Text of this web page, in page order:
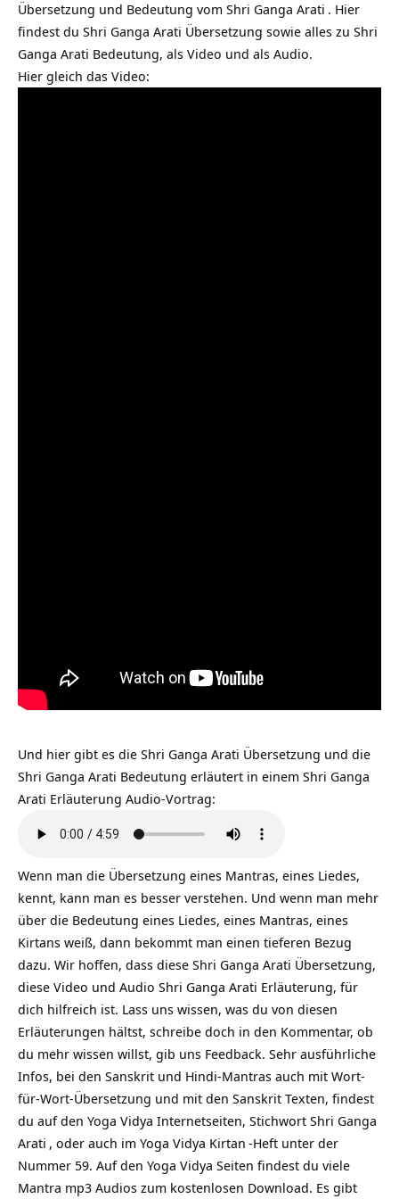
Übersetzung und Bedeutung vom Shri Ganga Arati . Hier
findest du Shri Ganga Arati Übersetzung sowie alles zu Shri
Ganga Arati Bedeutung, als Video und als Audio.
Hier gleich das Video:
Und hier gibt es die Shri Ganga Arati Übersetzung und die
Shri Ganga Arati Bedeutung erläutert in einem Shri Ganga
Arati Erläuterung Audio-Vortrag:
Wenn man die Übersetzung eines Mantras, eines Liedes,
kennt, kann man es besser verstehen. Und wenn man mehr
über die Bedeutung eines Liedes, eines Mantras, eines
Kirtans weiß, dann bekommt man einen tieferen Bezug
dazu. Wir hoffen, dass diese Shri Ganga Arati Übersetzung,
diese Video und Audio Shri Ganga Arati Erläuterung, für
dich hilfreich ist. Lass uns wissen, was du von diesen
Erläuterungen hältst, schreibe doch in den Kommentar, ob
du mehr wissen willst, gib uns Feedback. Sehr ausführliche
Infos, bei den Sanskrit und Hindi-Mantras auch mit Wort-
für-Wort-Übersetzung und mit den Sanskrit Texten, findest
du auf den Yoga Vidya Internetseiten, Stichwort Shri Ganga
Arati , oder auch im Yoga Vidya Kirtan -Heft unter der
Nummer 59. Auf den Yoga Vidya Seiten findest du viele
Mantra mp3 Audios zum kostenlosen Download. Es gibt